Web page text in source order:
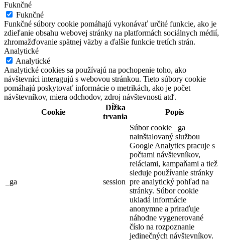
Fuknčné
Fuknčné
Funkčné súbory cookie pomáhajú vykonávať určité funkcie, ako je
zdieľanie obsahu webovej stránky na platformách sociálnych médií,
zhromažďovanie spätnej väzby a ďalšie funkcie tretích strán.
Analytické
Analytické
Analytické cookies sa používajú na pochopenie toho, ako
návštevníci interagujú s webovou stránkou. Tieto súbory cookie
pomáhajú poskytovať informácie o metrikách, ako je počet
návštevníkov, miera odchodov, zdroj návštevnosti atď.
Cookie
Dĺžka
trvania
Popis
_ga session
Súbor cookie _ga
nainštalovaný službou
Google Analytics pracuje s
počtami návštevníkov,
reláciami, kampaňami a tiež
sleduje používanie stránky
pre analytický pohľad na
stránky. Súbor cookie
ukladá informácie
anonymne a priraďuje
náhodne vygenerované
číslo na rozpoznanie
jedinečných návštevníkov.